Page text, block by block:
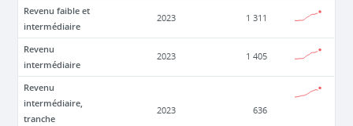
Revenu faible et
intermédiaire
2023 1 311
Revenu
intermédiaire
2023 1 405
Revenu
intermédiaire,
tranche
2023 636